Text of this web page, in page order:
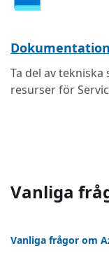
Dokumentation
Ta del av
resurser för
Vanliga
Vanliga frågor om